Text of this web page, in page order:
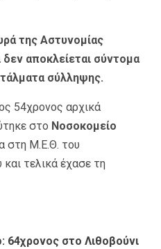
της Αστυνομίας
δεν αποκλείεται σύντομα
σύλληψης.
54χρονος αρχικά
στο Νοσοκομείο
στη Μ.Ε.Θ. του
τελικά έχασε τη
64χρονος στο Λιθοβούνι